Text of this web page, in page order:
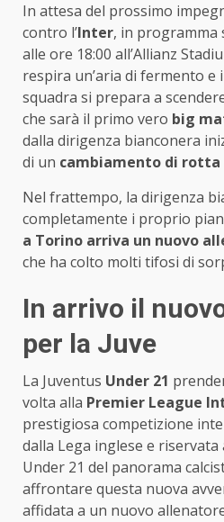
In attesa del prossimo
contro l’Inter, in programma
alle ore 18:00 all’Allianz
respira un’aria di fermento e
squadra si prepara a
che sarà il primo vero big
dalla dirigenza bianconera
di un cambiamento di rotta
Nel frattempo, la dirigenza
completamente i proprio
a Torino arriva un nuovo
che ha colto molti tifosi di
In arrivo il
per la Juve
La Juventus Under 21
volta alla Premier League
prestigiosa competizione
dalla Lega inglese e
Under 21 del panorama
affrontare questa nuova
affidata a un nuovo